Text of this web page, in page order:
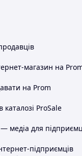
магазин на
на Prom
каталозі ProSale
медіа для
підприємців